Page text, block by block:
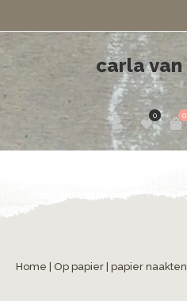
carla
0
0
Home Op papier papier naakten